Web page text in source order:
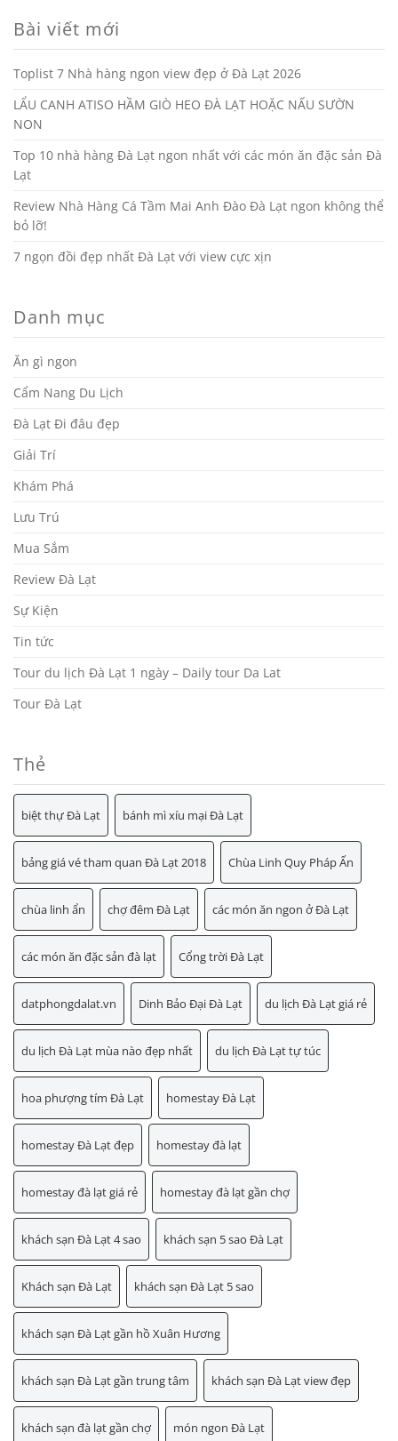
Bài viết mới
Toplist 7 Nhà hàng ngon view đẹp ở Đà Lạt 2026
LẨU CANH ATISO HẦM GIÒ HEO ĐÀ LẠT HOẶC NẤU SƯỜN
NON
Top 10 nhà hàng Đà Lạt ngon nhất với các món ăn đặc sản Đà
Lạt
Review Nhà Hàng Cá Tầm Mai Anh Đào Đà Lạt ngon không thể
bỏ lỡ!
7 ngọn đồi đẹp nhất Đà Lạt với view cực xịn
Danh mục
Ăn gì ngon
Cẩm Nang Du Lịch
Đà Lạt Đi đâu đẹp
Giải Trí
Khám Phá
Lưu Trú
Mua Sắm
Review Đà Lạt
Sự Kiện
Tin tức
Tour du lịch Đà Lạt 1 ngày – Daily tour Da Lat
Tour Đà Lạt
Thẻ
biệt thự Đà Lạt bánh mì xíu mại Đà Lạt
bảng giá vé tham quan Đà Lạt 2018 Chùa Linh Quy Pháp Ấn
chùa linh ẩn chợ đêm Đà Lạt các món ăn ngon ở Đà Lạt
các món ăn đặc sản đà lạt Cổng trời Đà Lạt
datphongdalat.vn Dinh Bảo Đại Đà Lạt du lịch Đà Lạt giá rẻ
du lịch Đà Lạt mùa nào đẹp nhất du lịch Đà Lạt tự túc
hoa phượng tím Đà Lạt homestay Đà Lạt
homestay Đà Lạt đẹp homestay đà lạt
homestay đà lạt giá rẻ homestay đà lạt gần chợ
khách sạn Đà Lạt 4 sao khách sạn 5 sao Đà Lạt
Khách sạn Đà Lạt khách sạn Đà Lạt 5 sao
khách sạn Đà Lạt gần hồ Xuân Hương
khách sạn Đà Lạt gần trung tâm khách sạn Đà Lạt view đẹp
khách sạn đà lạt gần chợ món ngon Đà Lạt